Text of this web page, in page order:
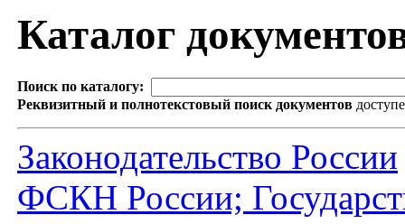
Каталог
Поиск по каталогу:
Реквизитный и полнотекстовый поиск документов
Законодательство России
ФСКН России;